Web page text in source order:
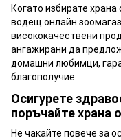
Когато избирате
водещ онлайн
висококачествени
ангажирани да
домашни любимци,
благополучие.
Осигурете
поръчайте храна
Не чакайте повече за